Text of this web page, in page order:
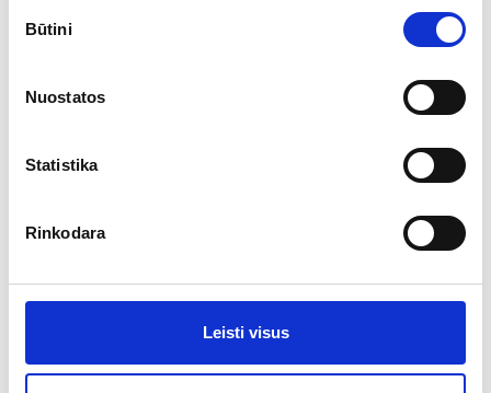
pasirinkimas
Būtini
Nuostatos
Statistika
Rinkodara
Leisti visus
All
Modular tents
Pagoda tents